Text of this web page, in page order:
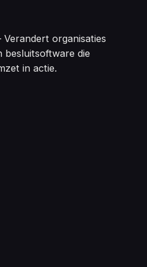
Verandert organisaties
besluitsoftware die
in actie.